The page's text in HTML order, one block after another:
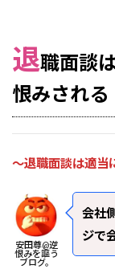
退職面談
恨みされる
～退職面談は適
安田尊@逆
恨みを謳う
ブログ。
会社
ジで